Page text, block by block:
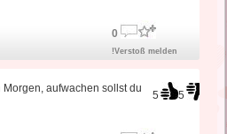
0
!Verstoß melden
5 5
aufwachen sollst du